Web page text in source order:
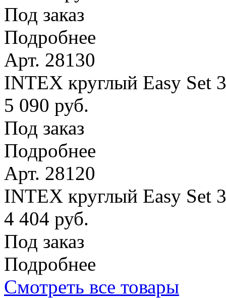
Под заказ
Подробнее
Арт. 28130
INTEX круглый Easy Set
5 090 руб.
Под заказ
Подробнее
Арт. 28120
INTEX круглый Easy Set
4 404 руб.
Под заказ
Подробнее
Смотреть все товары